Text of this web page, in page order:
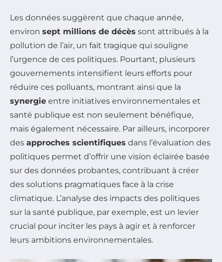
Les données suggèrent que chaque année,
environ sept millions de décès sont attribués à la
pollution de l’air, un fait tragique qui souligne
l’urgence de ces politiques. Pourtant, plusieurs
gouvernements intensifient leurs efforts pour
réduire ces polluants, montrant ainsi que la
synergie entre initiatives environnementales et
santé publique est non seulement bénéfique,
mais également nécessaire. Par ailleurs, incorporer
des approches scientifiques dans l’évaluation des
politiques permet d’offrir une vision éclairée basée
sur des données probantes, contribuant à créer
des solutions pragmatiques face à la crise
climatique. L’analyse des impacts des politiques
sur la santé publique, par exemple, est un levier
crucial pour inciter les pays à agir et à renforcer
leurs ambitions environnementales.